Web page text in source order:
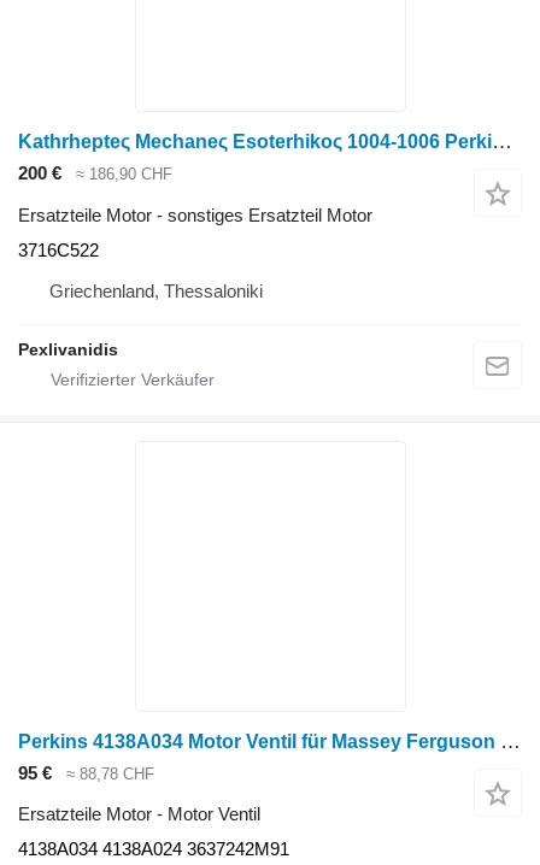
Kathrhepteς Mechaneς Esoterhikoς 1004-1006 Perkins 3716C522 für Massey Ferguson Radtraktor
200 € ≈ 186,90 CHF
Ersatzteile Motor - sonstiges Ersatzteil Motor
3716C522
Griechenland, Thessaloniki
Pexlivanidis
Perkins 4138A034 Motor Ventil für Massey Ferguson Radtraktor
95 € ≈ 88,78 CHF
Ersatzteile Motor - Motor Ventil
4138A034 4138A024 3637242M91